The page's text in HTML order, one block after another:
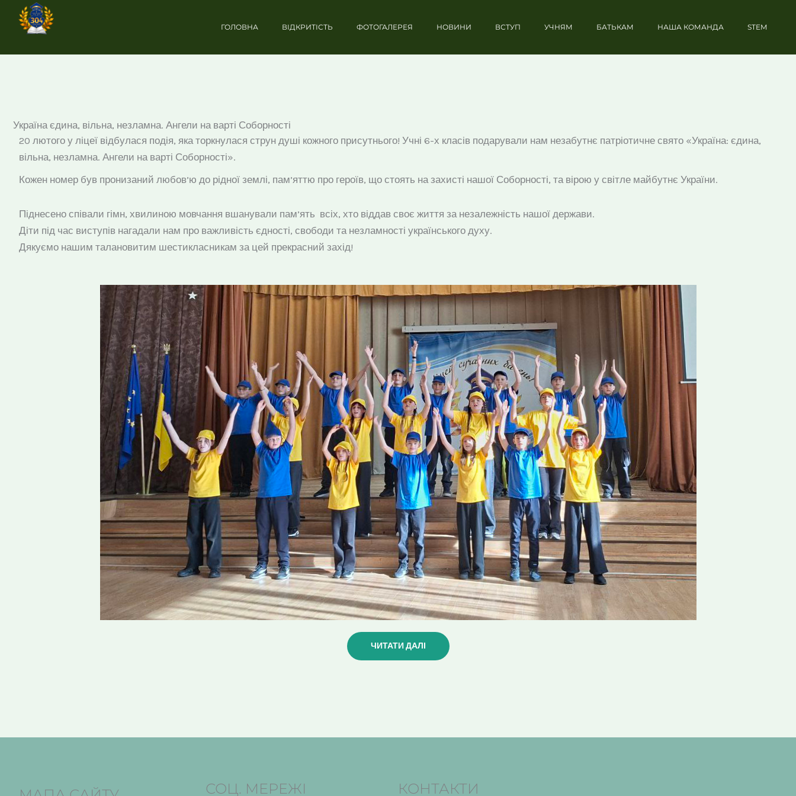
Перейти
ГОЛОВНА ВІДКРИТІСТЬ ФОТОГАЛЕРЕЯ НОВИНИ ВСТУП УЧНЯМ БАТЬКАМ НАША КОМАНДА STEM
Україна єдина, вільна, незламна. Ангели на варті Соборності
20 лютого у ліцеї відбулася подія, яка торкнулася струн душі кожного присутнього! Учні 6-х класів подарували нам незабутнє патріотичне свято «Україна: єдина,
вільна, незламна. Ангели на варті Соборності».
Кожен номер був пронизаний любов’ю до рідної землі, пам’яттю про героїв, що стоять на захисті нашої Соборності, та вірою у світле майбутнє України.
Піднесено співали гімн, хвилиною мовчання вшанували пам’ять всіх, хто віддав своє життя за незалежність нашої держави.
Діти під час виступів нагадали нам про важливість єдності, свободи та незламності українського духу.
Дякуємо нашим талановитим шестикласникам за цей прекрасний захід!
ЧИТАТИ ДАЛІ
СОЦ. МЕРЕЖІ КОНТАКТИ